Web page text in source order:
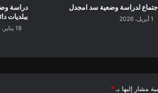
لدراسة وضعية سد امجدل
1 أبريل، 2026
دراسة
ببلديات
18 يناير، 2025
مشار إليها بـ *